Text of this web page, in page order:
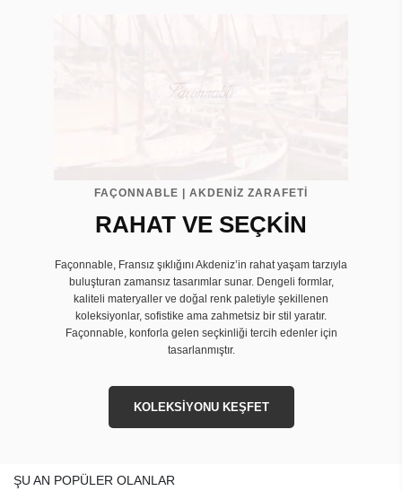
FAÇONNABLE | AKDENİZ ZARAFETİ
RAHAT VE SEÇKİN
Façonnable, Fransız şıklığını Akdeniz’in rahat yaşam tarzıyla
buluşturan zamansız tasarımlar sunar. Dengeli formlar,
kaliteli materyaller ve doğal renk paletiyle şekillenen
koleksiyonlar, sofistike ama zahmetsiz bir stil yaratır.
Façonnable, konforla gelen seçkinliği tercih edenler için
tasarlanmıştır.
KOLEKSİYONU KEŞFET
ŞU AN POPÜLER OLANLAR